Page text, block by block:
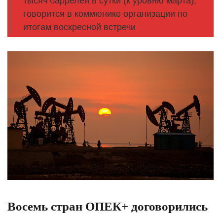
говорится в коммюнике организации по
итогам воскресной встречи
Восемь стран ОПЕК+ договорились